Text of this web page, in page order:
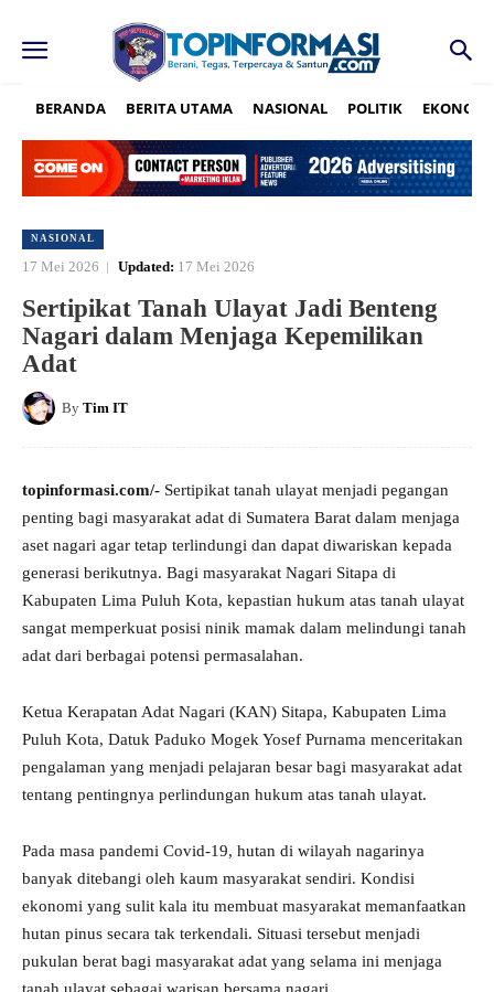
BERANDA BERITA UTAMA NASIONAL POLITIK EKONOMI
NASIONAL
17 Mei 2026 Updated: 17 Mei 2026
Sertipikat Tanah Ulayat Jadi Benteng
Nagari dalam Menjaga Kepemilikan
Adat
By Tim IT
topinformasi.com/- Sertipikat tanah ulayat menjadi pegangan
penting bagi masyarakat adat di Sumatera Barat dalam menjaga
aset nagari agar tetap terlindungi dan dapat diwariskan kepada
generasi berikutnya. Bagi masyarakat Nagari Sitapa di
Kabupaten Lima Puluh Kota, kepastian hukum atas tanah ulayat
sangat memperkuat posisi ninik mamak dalam melindungi tanah
adat dari berbagai potensi permasalahan.
Ketua Kerapatan Adat Nagari (KAN) Sitapa, Kabupaten Lima
Puluh Kota, Datuk Paduko Mogek Yosef Purnama menceritakan
pengalaman yang menjadi pelajaran besar bagi masyarakat adat
tentang pentingnya perlindungan hukum atas tanah ulayat.
Pada masa pandemi Covid-19, hutan di wilayah nagarinya
banyak ditebangi oleh kaum masyarakat sendiri. Kondisi
ekonomi yang sulit kala itu membuat masyarakat memanfaatkan
hutan pinus secara tak terkendali. Situasi tersebut menjadi
pukulan berat bagi masyarakat adat yang selama ini menjaga